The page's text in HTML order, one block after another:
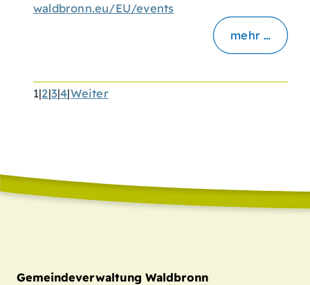
waldbronn.eu/EU/events
mehr …
1|2|3|4|Weiter
Gemeindeverwaltung Waldbronn